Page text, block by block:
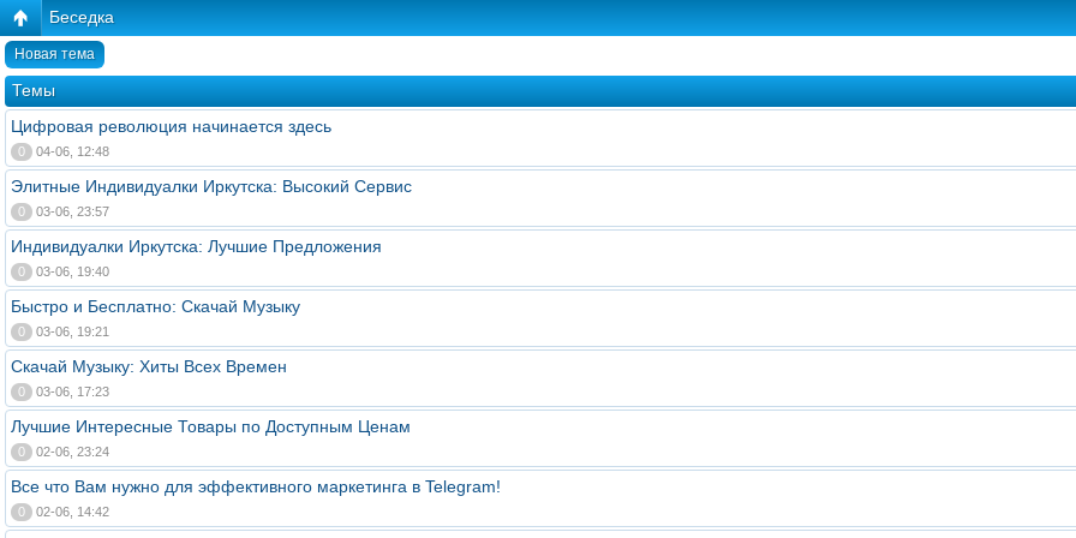
Беседка
Новая тема
Темы
Цифровая революция начинается здесь
0 04-06, 12:48
Элитные Индивидуалки Иркутска: Высокий Сервис
0 03-06, 23:57
Индивидуалки Иркутска: Лучшие Предложения
0 03-06, 19:40
Быстро и Бесплатно: Скачай Музыку
0 03-06, 19:21
Скачай Музыку: Хиты Всех Времен
0 03-06, 17:23
Лучшие Интересные Товары по Доступным Ценам
0 02-06, 23:24
Все что Вам нужно для эффективного маркетинга в Telegram!
0 02-06, 14:42